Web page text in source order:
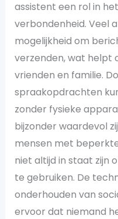
assistent een rol in
verbondenheid. Veel
mogelijkheid om
verzenden, wat helpt
vrienden en familie.
spraakopdrachten
zonder fysieke
bijzonder waardevol
mensen met
niet altijd in staat zijn
te gebruiken. De
onderhouden van
ervoor dat niemand